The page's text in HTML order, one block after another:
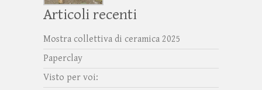
Articoli recenti
Mostra collettiva di ceramica 2025
Paperclay
Visto per voi: